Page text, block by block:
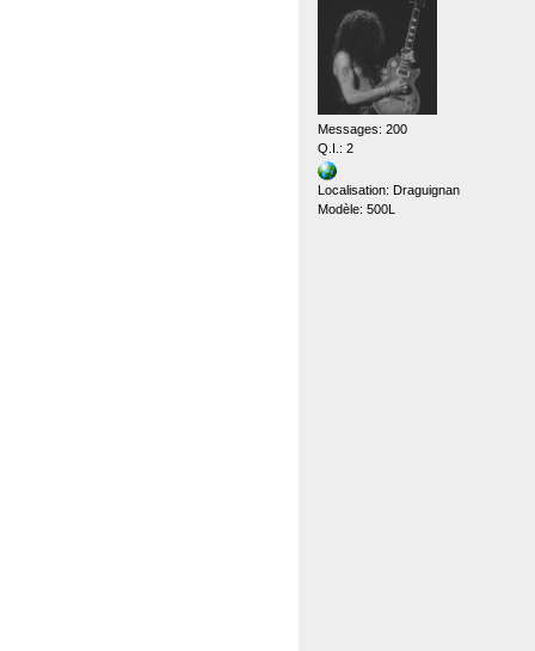
Messages: 200
Q.I.: 2
Localisation: Draguignan
Modèle: 500L